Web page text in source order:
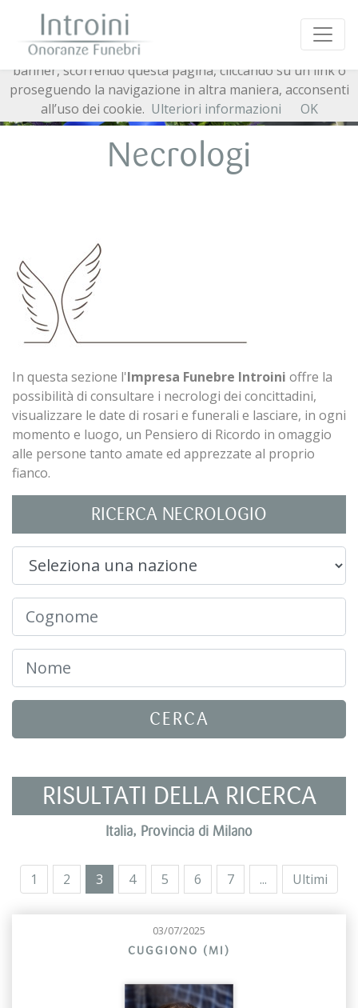
Necrologi
In questa sezione l'Impresa Funebre Introini offre la
possibilità di consultare i necrologi dei concittadini,
visualizzare le date di rosari e funerali e lasciare, in ogni
momento e luogo, un Pensiero di Ricordo in omaggio
alle persone tanto amate ed apprezzate al proprio
fianco.
RICERCA NECROLOGIO
CERCA
RISULTATI DELLA RICERCA
Italia, Provincia di Milano
1 2 3 4 5 6 7 ... Ultimi
03/07/2025
CUGGIONO (MI)
Questo sito o gli strumenti terzi da questo utilizzati si
avvalgono di cookie necessari al funzionamento ed utili
alle finalità illustrate nella cookie policy. Chiudendo questo
banner, scorrendo questa pagina, cliccando su un link o
proseguendo la navigazione in altra maniera, acconsenti
all’uso dei cookie. Ulteriori informazioni OK